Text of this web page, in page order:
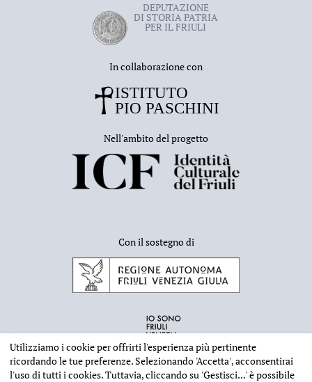
DEPUTAZIONE
DI STORIA PATRIA
PER IL FRIULI
In collaborazione con
Nell'ambito del progetto
Con il sostegno di
Utilizziamo i cookie per offrirti l'esperienza più pertinente
ricordando le tue preferenze. Selezionando 'Accetta', acconsentirai
l'uso di tutti i cookies. Tuttavia, cliccando su 'Gestisci...'è possibile